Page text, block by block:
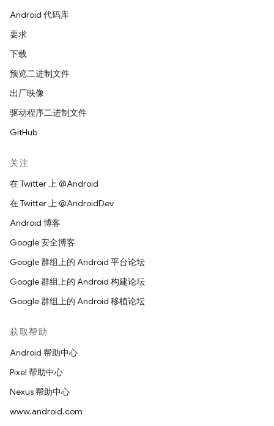
Android 代码库
要求
下载
预览二进制文件
出厂映像
驱动程序二进制文件
GitHub
关注
在 Twitter 上 @Android
在 Twitter 上 @AndroidDev
Android 博客
Google 安全博客
Google 群组上的 Android 平台论坛
Google 群组上的 Android 构建论坛
Google 群组上的 Android 移植论坛
获取帮助
Android 帮助中心
Pixel 帮助中心
Nexus 帮助中心
www.android.com